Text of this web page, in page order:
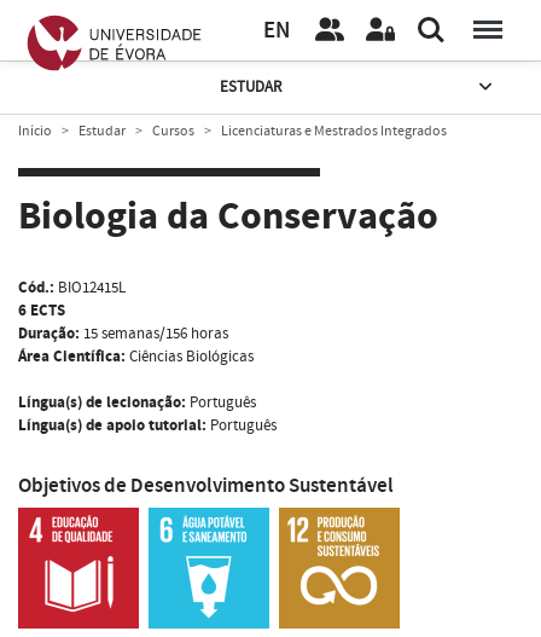
EN
ESTUDAR
Início Estudar Cursos Licenciaturas e Mestrados Integrados
Biologia da Conservação
Cód.: BIO12415L
6 ECTS
Duração: 15 semanas/156 horas
Área Científica: Ciências Biológicas
Língua(s) de lecionação: Português
Língua(s) de apoio tutorial: Português
Objetivos de Desenvolvimento Sustentável